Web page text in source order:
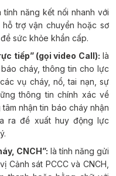
tính năng kết nối nhanh với
trợ vận chuyển hoặc sơ
sức khỏe khẩn cấp.
tiếp” (gọi video Call): là
cháy, thông tin cho lực
vụ cháy, nổ, tai nạn, sự
thông tin chính xác về
nhận tin báo cháy nhận
ra đề xuất huy động lực
CNCH”: là tính năng gửi
sát PCCC và CNCH,